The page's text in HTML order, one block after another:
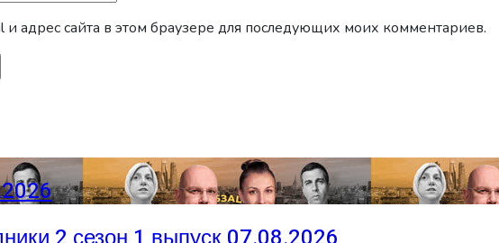
и адрес сайта в этом браузере для последующих моих комментариев.